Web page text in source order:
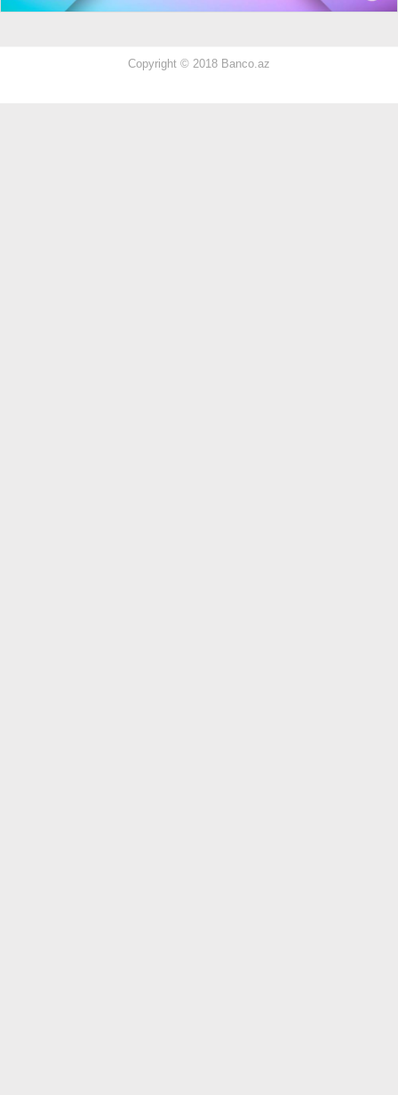
Copyright © 2018 Banco.az